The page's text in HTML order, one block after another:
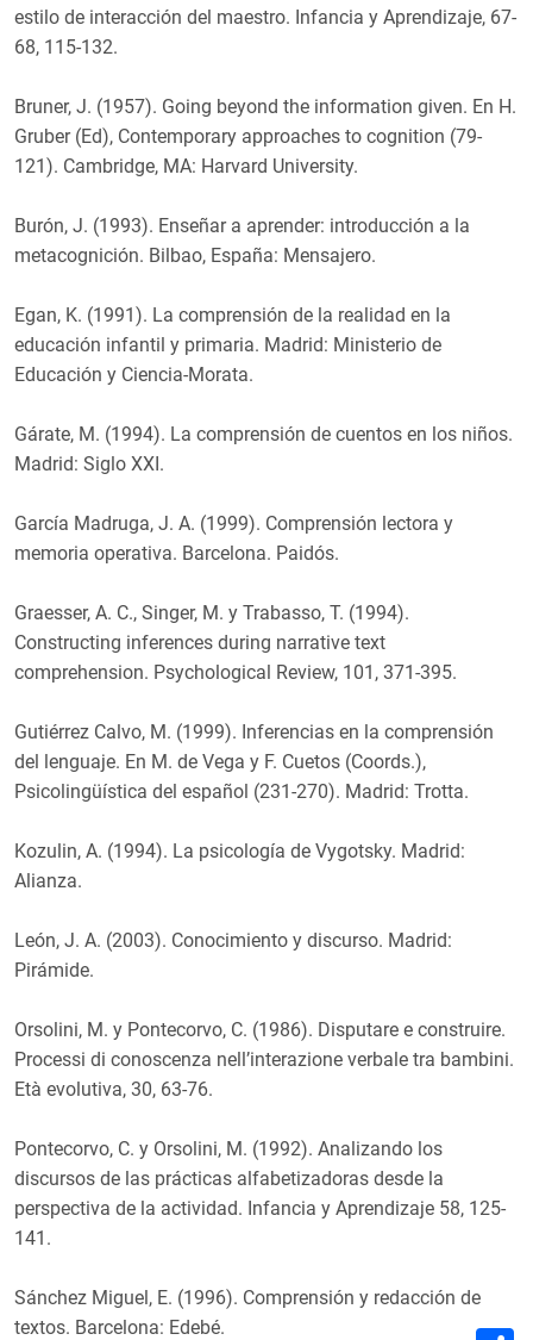
estilo de interacción del maestro. Infancia y Aprendizaje, 67-
68, 115-132.
Bruner, J. (1957). Going beyond the information given. En H.
Gruber (Ed), Contemporary approaches to cognition (79-
121). Cambridge, MA: Harvard University.
Burón, J. (1993). Enseñar a aprender: introducción a la
metacognición. Bilbao, España: Mensajero.
Egan, K. (1991). La comprensión de la realidad en la
educación infantil y primaria. Madrid: Ministerio de
Educación y Ciencia-Morata.
Gárate, M. (1994). La comprensión de cuentos en los niños.
Madrid: Siglo XXI.
García Madruga, J. A. (1999). Comprensión lectora y
memoria operativa. Barcelona. Paidós.
Graesser, A. C., Singer, M. y Trabasso, T. (1994).
Constructing inferences during narrative text
comprehension. Psychological Review, 101, 371-395.
Gutiérrez Calvo, M. (1999). Inferencias en la comprensión
del lenguaje. En M. de Vega y F. Cuetos (Coords.),
Psicolingüística del español (231-270). Madrid: Trotta.
Kozulin, A. (1994). La psicología de Vygotsky. Madrid:
Alianza.
León, J. A. (2003). Conocimiento y discurso. Madrid:
Pirámide.
Orsolini, M. y Pontecorvo, C. (1986). Disputare e construire.
Processi di conoscenza nell’interazione verbale tra bambini.
Età evolutiva, 30, 63-76.
Pontecorvo, C. y Orsolini, M. (1992). Analizando los
discursos de las prácticas alfabetizadoras desde la
perspectiva de la actividad. Infancia y Aprendizaje 58, 125-
141.
Sánchez Miguel, E. (1996). Comprensión y redacción de
textos. Barcelona: Edebé.